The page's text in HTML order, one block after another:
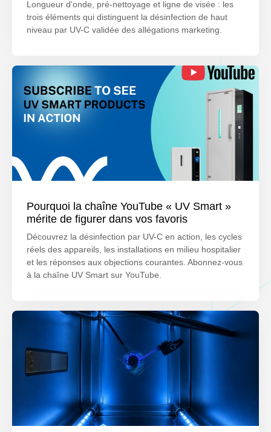
Longueur d'onde, pré-nettoyage et ligne de visée : les
trois éléments qui distinguent la désinfection de haut
niveau par UV-C validée des allégations marketing.
Pourquoi la chaîne YouTube « UV Smart »
mérite de figurer dans vos favoris
Découvrez la désinfection par UV-C en action, les cycles
réels des appareils, les installations en milieu hospitalier
et les réponses aux objections courantes. Abonnez-vous
à la chaîne UV Smart sur YouTube.